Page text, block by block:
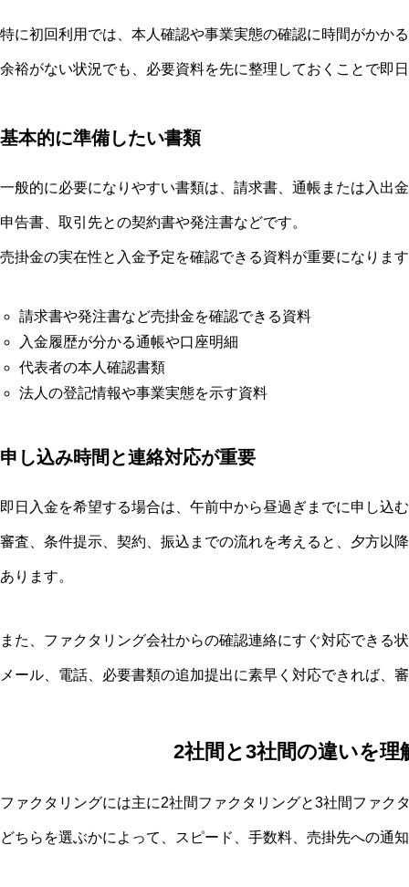
特に初回利用では、本人確認や事業実態の確認に時間がかか
余裕がない状況でも、必要資料を先に整理しておくことで即
基本的に準備したい書類
一般的に必要になりやすい書類は、請求書、通帳または入出
申告書、取引先との契約書や発注書などです。
売掛金の実在性と入金予定を確認できる資料が重要になりま
請求書や発注書など売掛金を確認できる資料
入金履歴が分かる通帳や口座明細
代表者の本人確認書類
法人の登記情報や事業実態を示す資料
申し込み時間と連絡対応が重要
即日入金を希望する場合は、午前中から昼過ぎまでに申し込
審査、条件提示、契約、振込までの流れを考えると、夕方以
あります。
また、ファクタリング会社からの確認連絡にすぐ対応できる
メール、電話、必要書類の追加提出に素早く対応できれば、
2社間と3社間の違いを理
ファクタリングには主に2社間ファクタリングと3社間ファク
どちらを選ぶかによって、スピード、手数料、売掛先への通